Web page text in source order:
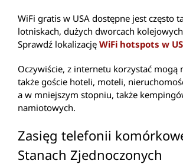
WiFi gratis w USA dostępne jest często
lotniskach, dużych dworcach
Sprawdź lokalizację WiFi hotspots w
Oczywiście, z internetu korzystać mogą
także goście hoteli, moteli,
a w mniejszym stopniu, także
namiotowych.
Zasięg telefonii
Stanach Zjednoczonych